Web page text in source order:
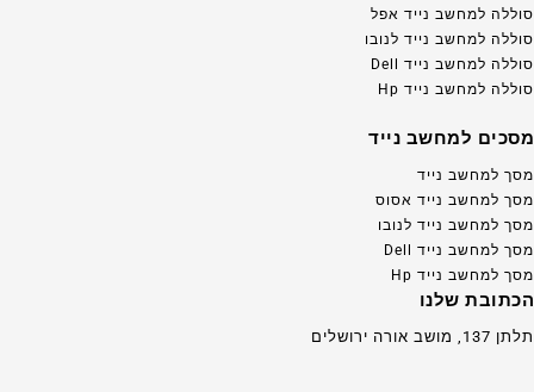
סוללה למחשב נייד אפל
סוללה למחשב נייד לנובו
סוללה למחשב נייד Dell
סוללה למחשב נייד Hp
מסכים למחשב נייד
מסך למחשב נייד
מסך למחשב נייד אסוס
מסך למחשב נייד לנובו
מסך למחשב נייד Dell
מסך למחשב נייד Hp
הכתובת שלנו
תלתן 137, מושב אורה ירושלים